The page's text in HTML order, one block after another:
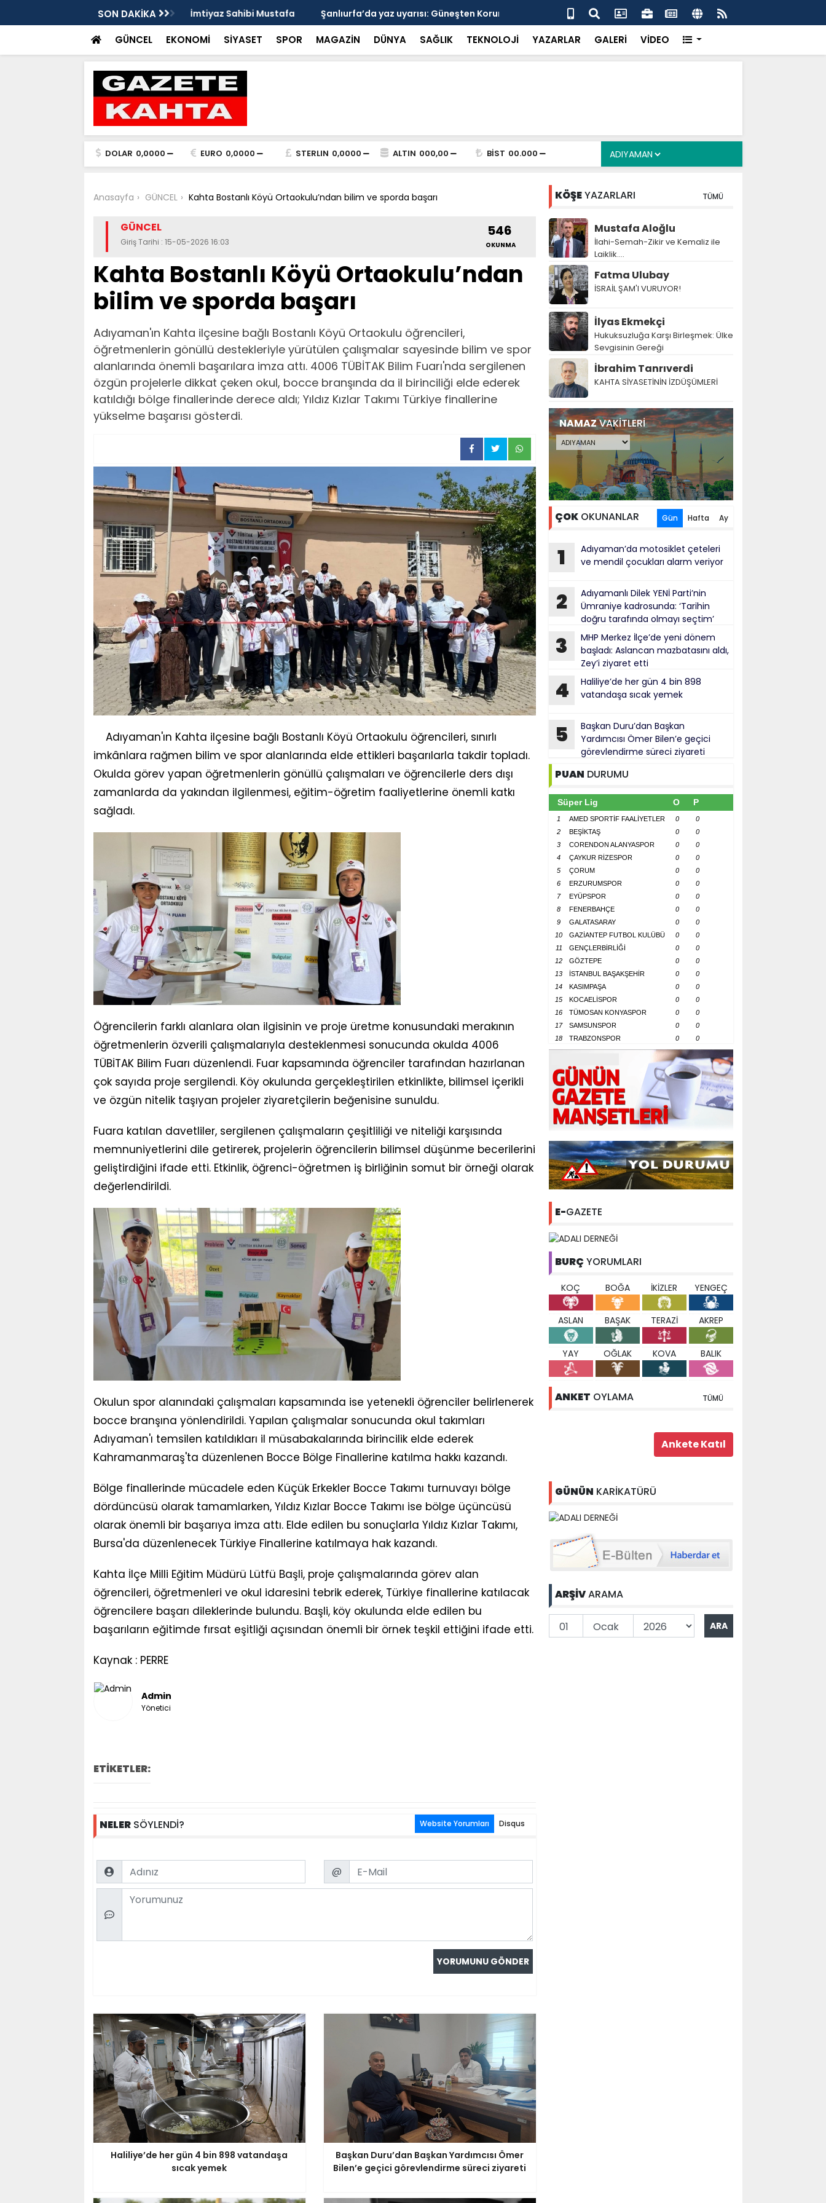
SON DAKİKA
Kahta İmtiyaz Sahibi Mustafa
Şanlıurfa’da yaz uyarısı: Güneşten Korunmayı Alışkanlık Haline
Getirin
Haliliye’de her gün 4 bin 898 vatandaşa sıcak yemek
GÜNCEL EKONOMİ SİYASET SPOR MAGAZİN DÜNYA SAĞLIK TEKNOLOJİ YAZARLAR GALERİ VİDEO
DOLAR 0,0000 EURO 0,0000 STERLIN 0,0000 ALTIN 000,00 BİST 00.000
Anasayfa GÜNCEL Kahta Bostanlı Köyü Ortaokulu’ndan bilim ve sporda başarı
GÜNCEL
Giriş Tarihi : 15-05-2026 16:03
546
OKUNMA
Kahta Bostanlı Köyü Ortaokulu’ndan
bilim ve sporda başarı
Adıyaman'ın Kahta ilçesine bağlı Bostanlı Köyü Ortaokulu öğrencileri,
öğretmenlerin gönüllü destekleriyle yürütülen çalışmalar sayesinde bilim ve spor
alanlarında önemli başarılara imza attı. 4006 TÜBİTAK Bilim Fuarı'nda sergilenen
özgün projelerle dikkat çeken okul, bocce branşında da il birinciliği elde ederek
katıldığı bölge finallerinde derece aldı; Yıldız Kızlar Takımı Türkiye finallerine
yükselme başarısı gösterdi.
Adıyaman'ın Kahta ilçesine bağlı Bostanlı Köyü Ortaokulu öğrencileri, sınırlı
imkânlara rağmen bilim ve spor alanlarında elde ettikleri başarılarla takdir topladı.
Okulda görev yapan öğretmenlerin gönüllü çalışmaları ve öğrencilerle ders dışı
zamanlarda da yakından ilgilenmesi, eğitim-öğretim faaliyetlerine önemli katkı
sağladı.
Öğrencilerin farklı alanlara olan ilgisinin ve proje üretme konusundaki merakının
öğretmenlerin özverili çalışmalarıyla desteklenmesi sonucunda okulda 4006
TÜBİTAK Bilim Fuarı düzenlendi. Fuar kapsamında öğrenciler tarafından hazırlanan
çok sayıda proje sergilendi. Köy okulunda gerçekleştirilen etkinlikte, bilimsel içerikli
ve özgün nitelik taşıyan projeler ziyaretçilerin beğenisine sunuldu.
Fuara katılan davetliler, sergilenen çalışmaların çeşitliliği ve niteliği karşısında
memnuniyetlerini dile getirerek, projelerin öğrencilerin bilimsel düşünme becerilerini
geliştirdiğini ifade etti. Etkinlik, öğrenci-öğretmen iş birliğinin somut bir örneği olarak
değerlendirildi.
Okulun spor alanındaki çalışmaları kapsamında ise yetenekli öğrenciler belirlenerek
bocce branşına yönlendirildi. Yapılan çalışmalar sonucunda okul takımları
Adıyaman'ı temsilen katıldıkları il müsabakalarında birincilik elde ederek
Kahramanmaraş'ta düzenlenen Bocce Bölge Finallerine katılma hakkı kazandı.
Bölge finallerinde mücadele eden Küçük Erkekler Bocce Takımı turnuvayı bölge
dördüncüsü olarak tamamlarken, Yıldız Kızlar Bocce Takımı ise bölge üçüncüsü
olarak önemli bir başarıya imza attı. Elde edilen bu sonuçlarla Yıldız Kızlar Takımı,
Bursa'da düzenlenecek Türkiye Finallerine katılmaya hak kazandı.
Kahta İlçe Milli Eğitim Müdürü Lütfü Başli, proje çalışmalarında görev alan
öğrencileri, öğretmenleri ve okul idaresini tebrik ederek, Türkiye finallerine katılacak
öğrencilere başarı dileklerinde bulundu. Başli, köy okulunda elde edilen bu
başarıların eğitimde fırsat eşitliği açısından önemli bir örnek teşkil ettiğini ifade etti.
Kaynak : PERRE
Admin
Yönetici
ETİKETLER:
NELERSÖYLENDİ? Website Yorumları Disqus
Name Email
@
Comment
Haliliye’de her gün 4 bin 898 vatandaşa
sıcak yemek
Başkan Duru’dan Başkan Yardımcısı Ömer
Bilen’e geçici görevlendirme süreci ziyareti
KÖŞEYAZARLARI TÜMÜ
Mustafa Aloğlu
İlahi-Semah-Zikir ve Kemaliz ile
Laiklik….
Fatma Ulubay
İSRAİL ŞAM'I VURUYOR!
İlyas Ekmekçi
Hukuksuzluğa Karşı Birleşmek: Ülke
Sevgisinin Gereği
İbrahim Tanrıverdi
KAHTA SİYASETİNİN İZDÜŞÜMLERİ
NAMAZVAKİTLERİ
ÇOKOKUNANLAR Gün Hafta Ay
1
Adıyaman’da motosiklet çeteleri
ve mendil çocukları alarm veriyor
2
Adıyamanlı Dilek YENİ Parti’nin
Ümraniye kadrosunda: ‘Tarihin
doğru tarafında olmayı seçtim’
3
MHP Merkez İlçe’de yeni dönem
başladı: Aslancan mazbatasını aldı,
Zey’i ziyaret etti
4
Haliliye’de her gün 4 bin 898
vatandaşa sıcak yemek
5
Başkan Duru’dan Başkan
Yardımcısı Ömer Bilen’e geçici
görevlendirme süreci ziyareti
PUAN DURUMU
Süper Lig O P
1 AMED SPORTİF FAALİYETLER 0
0
2
BEŞİKTAŞ 0
0
3
CORENDON ALANYASPOR 0
0
4
ÇAYKUR RİZESPOR 0
0
5
ÇORUM 0
0
6
ERZURUMSPOR 0
0
7
EYÜPSPOR 0
0
8
FENERBAHÇE 0
0
9
GALATASARAY 0
0
10
GAZİANTEP FUTBOL KULÜBÜ 0
0
11
GENÇLERBİRLİĞİ 0
0
12
GÖZTEPE 0
0
13
İSTANBUL BAŞAKŞEHİR 0
0
14
KASIMPAŞA 0
0
15
KOCAELİSPOR 0
0
16
TÜMOSAN KONYASPOR 0
0
17
SAMSUNSPOR 0
0
18
TRABZONSPOR 0 0
E-GAZETE
BURÇ YORUMLARI
KOÇ BOĞA İKİZLER YENGEÇ
ASLAN BAŞAK TERAZİ AKREP
YAY OĞLAK KOVA BALIK
ANKET OYLAMA TÜMÜ
GÜNÜN KARİKATÜRÜ
ARŞİVARAMA